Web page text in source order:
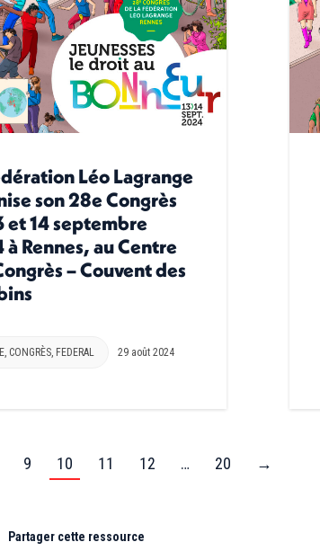
Léo Lagrange
son 28e Congrès
et 14 septembre
Rennes, au Centre
– Couvent des
, CONGRÈS, FEDERAL 29 août 2024
9 10 11 12 … 20 →
Partager cette ressource